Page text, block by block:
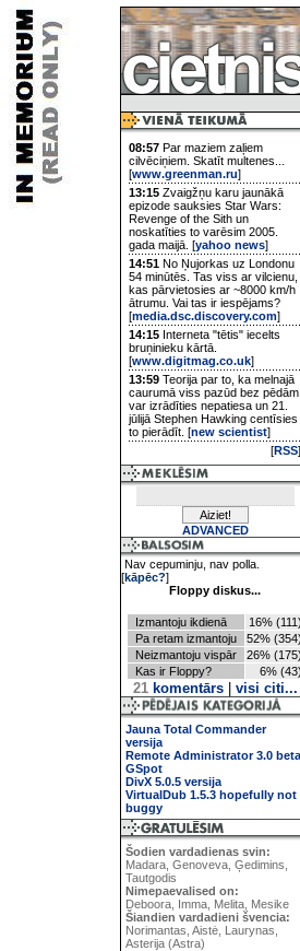
08:57 Par maziem zaļiem
cilvēciņiem. Skatīt multenes...
[www.greenman.ru]
13:15 Zvaigžņu karu jaunākā
epizode sauksies Star Wars:
Revenge of the Sith un
noskatīties to varēsim 2005.
gada maijā. [yahoo news]
14:51 No Ņujorkas uz Londonu
54 minūtēs. Tas viss ar vilcienu,
kas pārvietosies ar ~8000 km/h
ātrumu. Vai tas ir iespējams?
[media.dsc.discovery.com]
14:15 Interneta "tētis" iecelts
bruņinieku kārtā.
[www.digitmag.co.uk]
13:59 Teorija par to, ka melnajā
caurumā viss pazūd bez pēdām
var izrādīties nepatiesa un 21.
jūlijā Stephen Hawking centīsies
to pierādīt. [new scientist]
[RSS]
ADVANCED
Nav cepuminju, nav polla.
[kāpēc?]
Floppy diskus...
Izmantoju ikdienā
16% (111)
Pa retam izmantoju
52% (354)
Neizmantoju vispār
26% (175)
Kas ir Floppy?
6% (43)
21komentārs| visi citi...
Jauna Total Commander
versija
Remote Administrator 3.0 beta
GSpot
DivX 5.0.5 versija
VirtualDub 1.5.3 hopefully not
buggy
Šodien vardadienas svin:
Madara, Genoveva, Ģedimins,
Tautgodis
Nimepaevalised on:
Deboora, Imma, Melita, Mesike
Šiandien vardadieni švencia:
Norimantas, Aistė, Laurynas,
Asterija (Astra)